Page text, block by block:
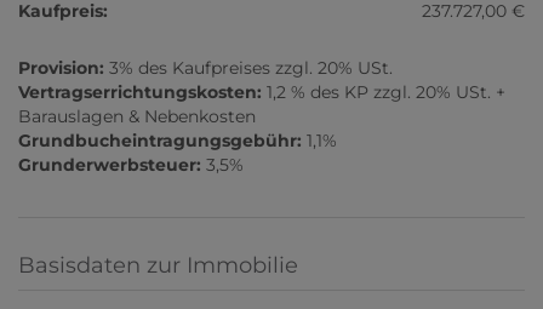
Kaufpreis: 237.727,00 €
Provision: 3% des Kaufpreises zzgl. 20% USt.
Vertragserrichtungskosten: 1,2 % des KP zzgl. 20% USt. +
Barauslagen & Nebenkosten
Grundbucheintragungsgebühr: 1,1%
Grunderwerbsteuer: 3,5%
Basisdaten zur Immobilie